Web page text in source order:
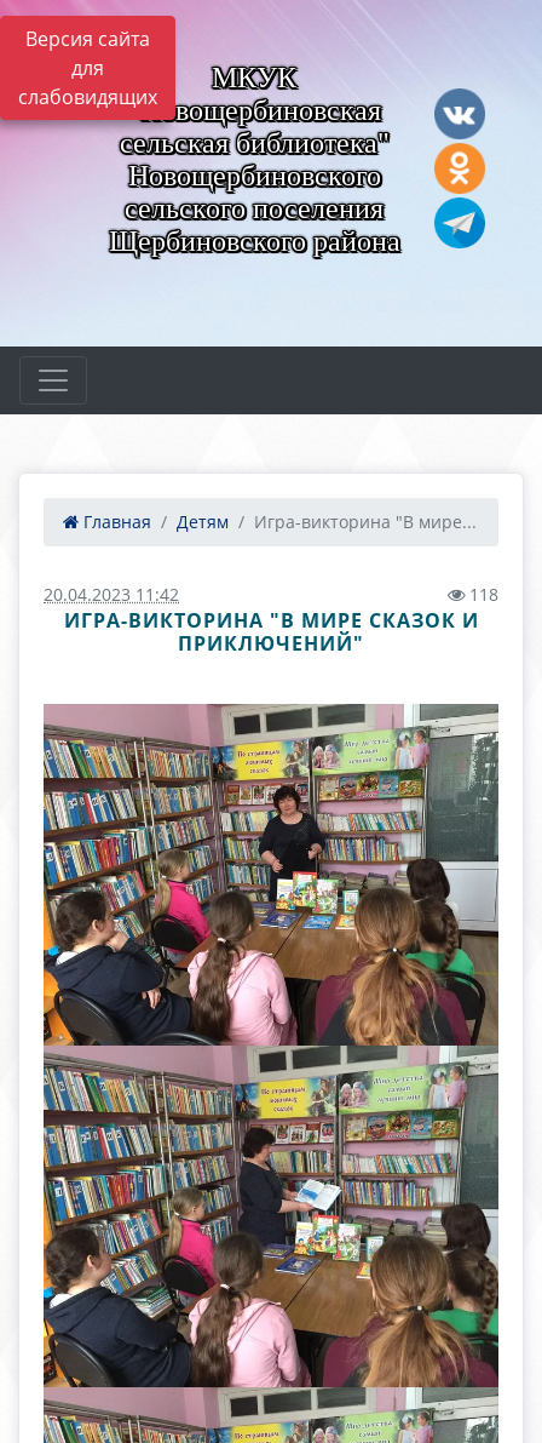
Версия сайта
для
слабовидящих
МКУК
"Новощербиновская
сельская библиотека"
Новощербиновского
сельского поселения
Щербиновского района
Главная Детям Игра-викторина "В мире...
20.04.2023 11:42 118
ИГРА-ВИКТОРИНА "В МИРЕ СКАЗОК И
ПРИКЛЮЧЕНИЙ"